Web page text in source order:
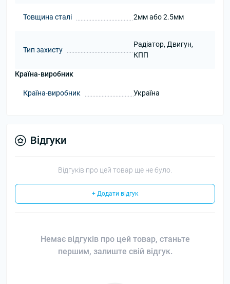
Товщина сталі 2мм або 2.5мм
Тип захисту
Радіатор, Двигун,
КПП
Країна-виробник
Країна-виробник Україна
Відгуки
Відгуків про цей товар ще не було.
+ Додати відгук
Немає відгуків про цей товар, станьте
першим, залиште свій відгук.